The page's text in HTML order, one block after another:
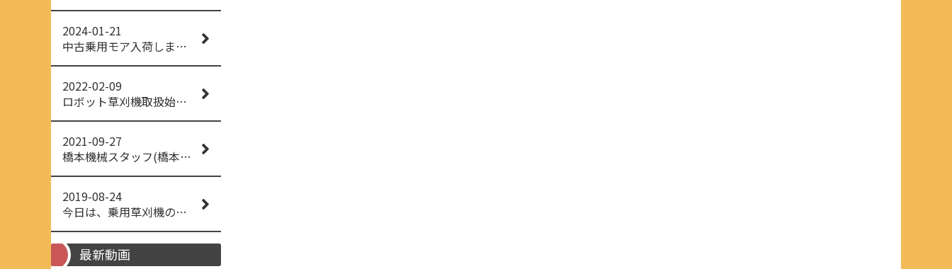
2024-01-21
中古乗用モア入荷しました！
2022-02-09
ロボット草刈機取扱始めました！
2021-09-27
橋本機械スタッフ(橋本機械(株))
2019-08-24
今日は、乗用草刈機の納品でした！ 流行りの、4WD！ #イセキアグリ #オーレック #四駆 #増税間近
最新動画